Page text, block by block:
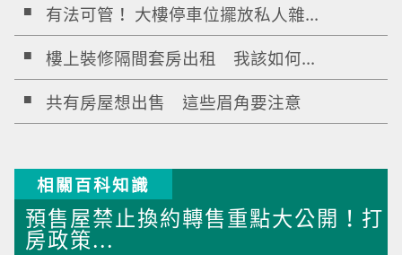
有法可管！ 大樓停車位擺放私人雜...
樓上裝修隔間套房出租 我該如何...
共有房屋想出售 這些眉角要注意
相關百科知識
預售屋禁止換約轉售重點大公開！打
房政策...